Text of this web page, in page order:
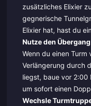
zusätzliches Elixier
gegnerische
Elixier hat, hast du
Nutze den
Wenn du einen
Verlängerung durch
liegst, baue vor 2:00
um sofort einen
Wechsle